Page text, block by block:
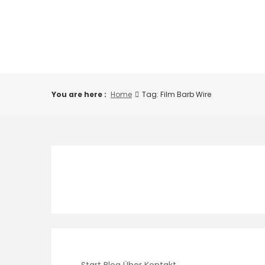
You are here : Home Tag: Film Barb Wire